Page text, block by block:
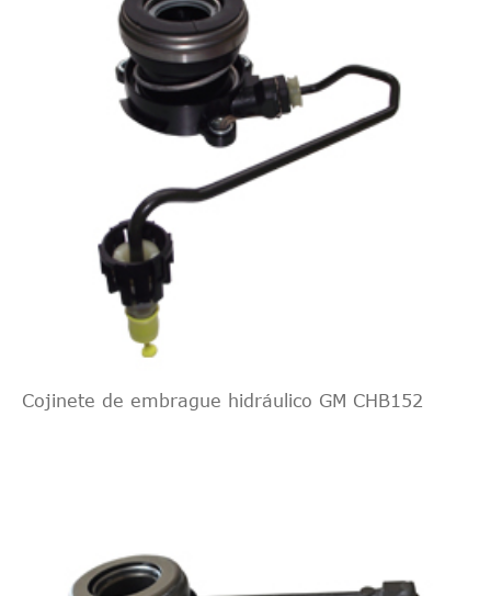
Cojinete de embrague hidráulico GM CHB152